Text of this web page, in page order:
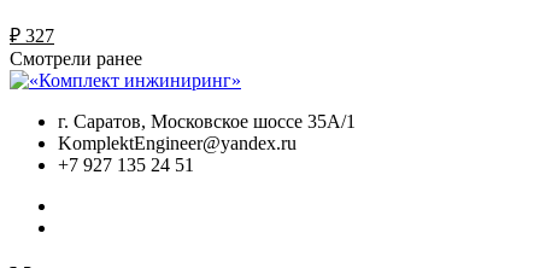
₽ 327
Смотрели ранее
г. Саратов, Московское шоссе 35А/1
KomplektEngineer@yandex.ru
+7 927 135 24 51